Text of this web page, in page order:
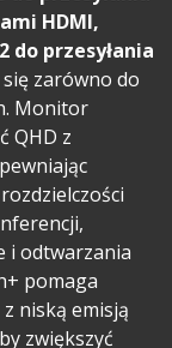
HDMI,
do przesyłania
zarówno do
Monitor
QHD z
i odtwarzania
pomaga
niską emisją
zwiększyć